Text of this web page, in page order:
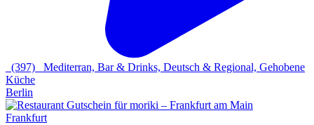
(397) Mediterran, Bar & Drinks, Deutsch & Regional, Gehobene
Küche
Berlin
Frankfurt